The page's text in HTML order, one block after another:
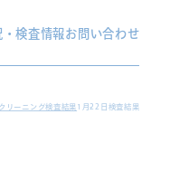
・検査情報お問い合わせ
リーニング検査結果 1月22日検査結果